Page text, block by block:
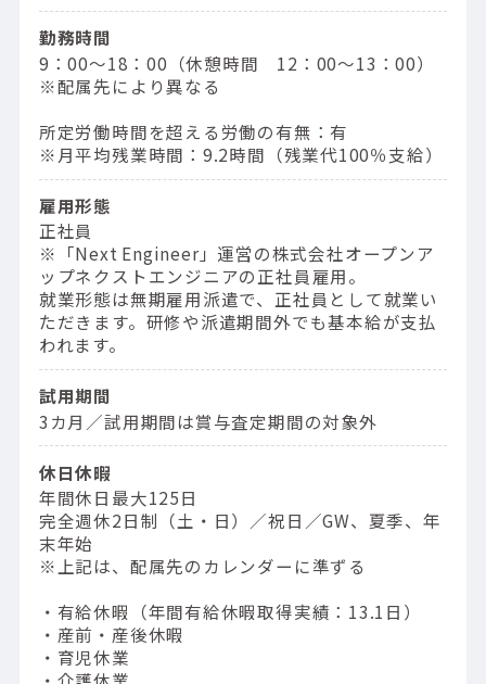
勤務時間
9：00〜18：00（休憩時間 12：00〜13：00）
※配属先により異なる
所定労働時間を超える労働の有無：有
※月平均残業時間：9.2時間（残業代100％支給）
雇用形態
正社員
※「Next Engineer」運営の株式会社オープンア
ップネクストエンジニアの正社員雇用。
就業形態は無期雇用派遣で、正社員として就業い
ただきます。研修や派遣期間外でも基本給が支払
われます。
試用期間
3カ月／試用期間は賞与査定期間の対象外
休日休暇
年間休日最大125日
完全週休2日制（土・日）／祝日／GW、夏季、年
末年始
※上記は、配属先のカレンダーに準ずる
・有給休暇（年間有給休暇取得実績：13.1日）
・産前・産後休暇
・育児休業